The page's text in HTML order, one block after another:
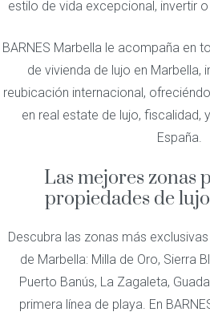
estilo de vida excepcional, invertir
BARNES Marbella le acompaña en
de vivienda de lujo en Marbella,
reubicación internacional,
en real estate de lujo, fiscalidad,
España.
Las mejores zonas
propiedades de
Descubra las zonas más
de Marbella: Milla de Oro, Sierra
Puerto Banús, La Zagaleta,
primera línea de playa. En